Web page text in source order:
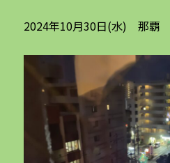
2024年10月30日(水) 那覇